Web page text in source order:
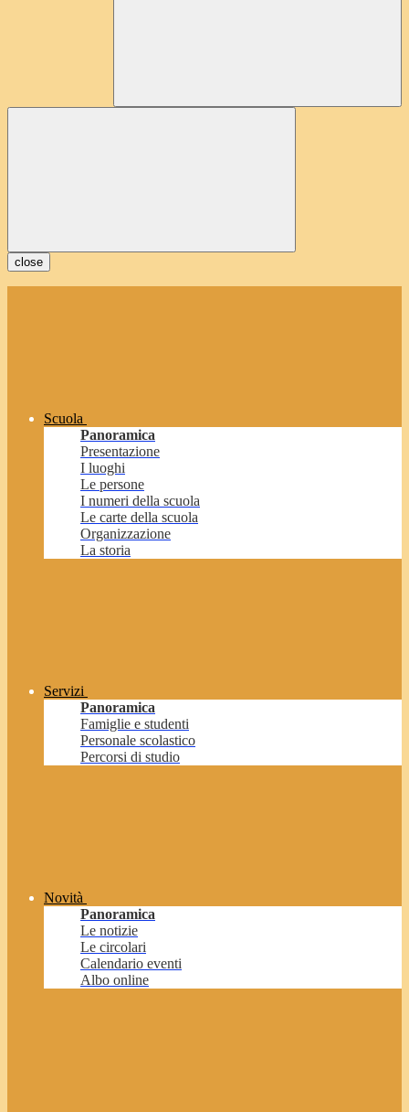
close
Scuola
Panoramica
Presentazione
I luoghi
Le persone
I numeri della scuola
Le carte della scuola
Organizzazione
La storia
Servizi
Panoramica
Famiglie e studenti
Personale scolastico
Percorsi di studio
Novità
Panoramica
Le notizie
Le circolari
Calendario eventi
Albo online